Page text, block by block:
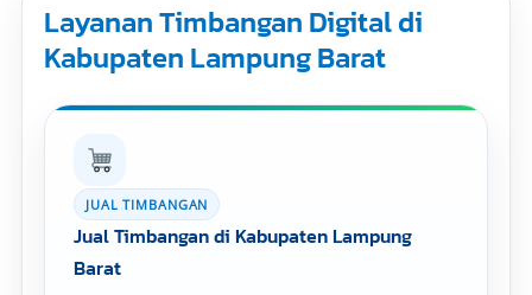
Layanan Timbangan Digital di
Kabupaten Lampung Barat
JUAL TIMBANGAN
Jual Timbangan di Kabupaten Lampung
Barat